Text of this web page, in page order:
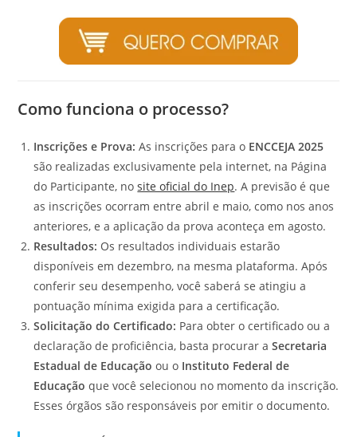
Como funciona o processo?
Inscrições e Prova:As inscrições para o ENCCEJA 2025
são realizadas exclusivamente pela internet, na Página
do Participante, nosite oficial do Inep. A previsão é que
as inscrições ocorram entre abril e maio, como nos anos
anteriores, e a aplicação da prova aconteça em agosto.
Resultados: Os resultados individuais estarão
disponíveis em dezembro, na mesma plataforma. Após
conferir seu desempenho, você saberá se atingiu a
pontuação mínima exigida para a certificação.
Solicitação do Certificado: Para obter o certificado ou a
declaração de proficiência, basta procurar aSecretaria
Estadual de Educação ou o Instituto Federal de
Educação que você selecionou no momento da inscrição.
Esses órgãos são responsáveis por emitir o documento.